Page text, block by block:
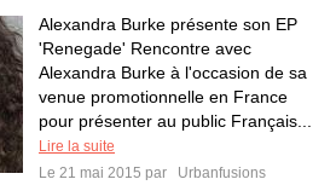
Alexandra Burke présente son EP
'Renegade' Rencontre avec
Alexandra Burke à l'occasion de sa
venue promotionnelle en France
pour présenter au public Français...
Lire la suite
Le 21 mai 2015 par
Urbanfusions